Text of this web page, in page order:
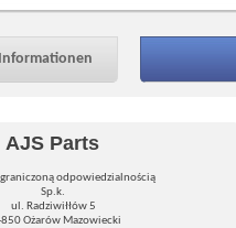
Informationen
AJS Parts
odpowiedzialnością
Sp.k.
ul. Radziwiłłów 5
Ożarów Mazowiecki